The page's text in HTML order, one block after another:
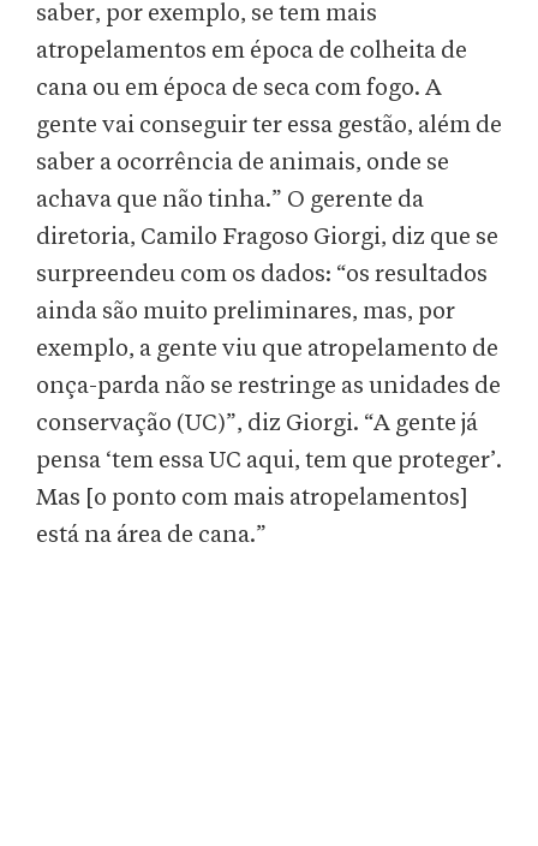
saber, por exemplo, se tem mais
atropelamentos em época de colheita de
cana ou em época de seca com fogo. A
gente vai conseguir ter essa gestão, além de
saber a ocorrência de animais, onde se
achava que não tinha.” O gerente da
diretoria, Camilo Fragoso Giorgi, diz que se
surpreendeu com os dados: “os resultados
ainda são muito preliminares, mas, por
exemplo, a gente viu que atropelamento de
onça-parda não se restringe as unidades de
conservação (UC)”, diz Giorgi. “A gente já
pensa ‘tem essa UC aqui, tem que proteger’.
Mas [o ponto com mais atropelamentos]
está na área de cana.”